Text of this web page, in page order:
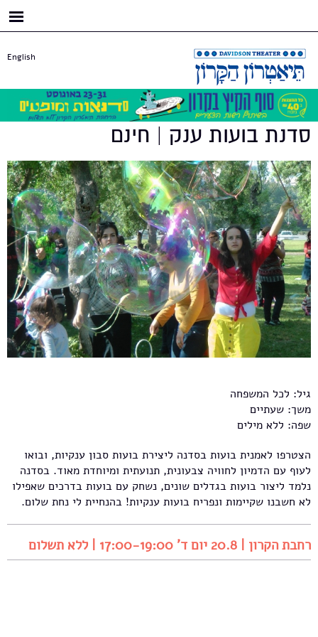
English
סדנת בועות ענק | חינם
גיל: לכל המשפחה
משך: שעתיים
שפה: ללא מילים
הצטרפו לאמנית בועות בסדנה ליצירת בועות סבון ענקיות, ובואו
לעוף עם הדמיון לחוויה צבעונית, תנועתית ומיוחדת מאוד. בסדנה
נלמד ליצור בועות בגדלים שונים, נשחק עם בועות בדרכים שאפילו
לא חשבנו שקיימות ונפריח בועות ענקיות! בהנחיית לי נחת שלום.
רחבת הקרון | 20.8 יום ד' 17:00-19:00 | ללא תשלום